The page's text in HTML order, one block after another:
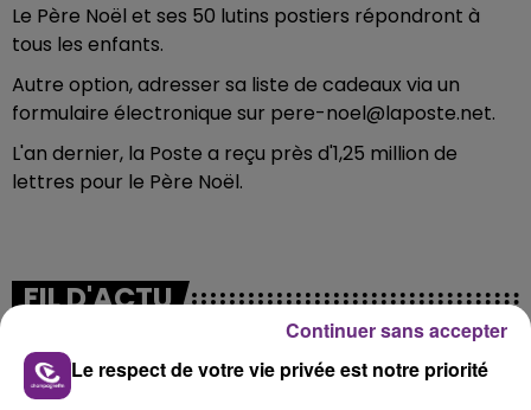
Le Père Noël et ses 50 lutins postiers répondront à
tous les enfants.
Autre option, adresser sa liste de cadeaux via un
formulaire électronique sur pere-noel@laposte.net.
L'an dernier, la Poste a reçu près d'1,25 million de
lettres pour le Père Noël.
FIL D'ACTU
Le respect de votre vie privée est notre priorité
Continuer sans accepter